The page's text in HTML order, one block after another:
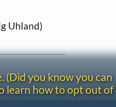
Uhland)
(Did you know you can
learn how to opt out of